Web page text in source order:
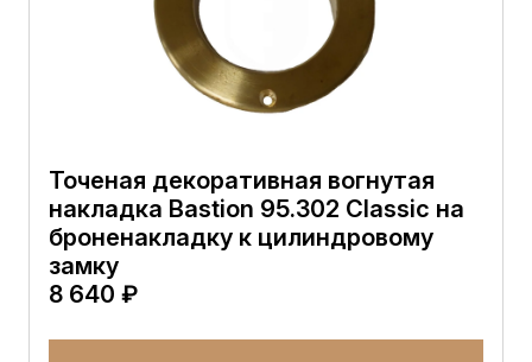
Точеная декоративная вогнутая
накладка Bastion 95.302 Classic на
броненакладку к цилиндровому
замку
8 640 ₽